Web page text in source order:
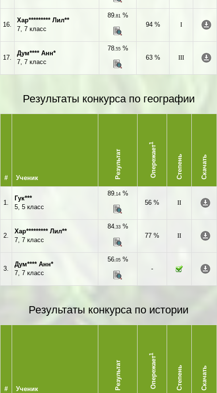
16.
Хар********* Лил**
7, 7 класс
89,81%
94 %
I
17.
Дум**** Анн*
7, 7 класс
78,55%
63 %
III
Результаты конкурса по географии
# Ученик Результат Опережает
1
Степень Скачать
1.
Гук***
5, 5 класс
89,14%
56 %
II
2.
Хар********* Лил**
7, 7 класс
84,33%
77 %
II
3.
Дум**** Анн*
7, 7 класс
56,05%
-
Результаты конкурса по истории
# Ученик Результат Опережает
1
Степень Скачать